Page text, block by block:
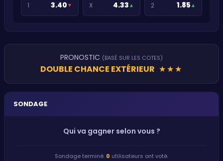
1 3.40 ▼ X 4.33 ▲ 2 1.85 ▲
PRONOSTIC (BASÉ SUR LES COTES)
DOUBLE CHANCE EXTÉRIEUR ★★★
SONDAGE
Qui va gagner selon vous ?
Sondage terminé. 0 utilisateurs ont voté.